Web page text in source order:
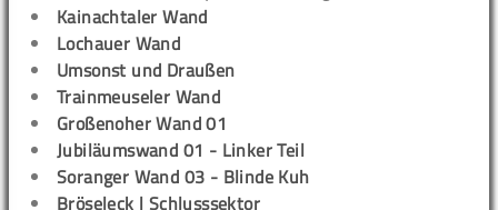
Kainachtaler Wand
Lochauer Wand
Umsonst und Draußen
Trainmeuseler Wand
Großenoher Wand 01
Jubiläumswand 01 - Linker Teil
Soranger Wand 03 - Blinde Kuh
Bröseleck | Schlusssektor